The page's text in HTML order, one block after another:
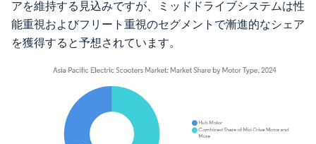
アを維持する見込みですが、ミッドドライブシステムは性
能重視およびフリート重視のセグメントで漸進的なシェア
を獲得すると予想されています。